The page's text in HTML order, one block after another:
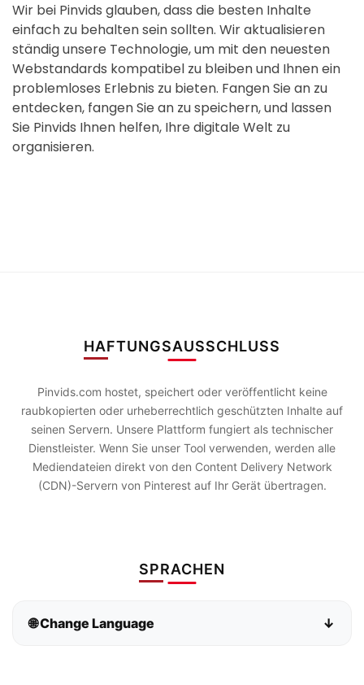
Wir bei Pinvids glauben, dass die besten Inhalte
einfach zu behalten sein sollten. Wir aktualisieren
ständig unsere Technologie, um mit den neuesten
Webstandards kompatibel zu bleiben und Ihnen ein
problemloses Erlebnis zu bieten. Fangen Sie an zu
entdecken, fangen Sie an zu speichern, und lassen
Sie Pinvids Ihnen helfen, Ihre digitale Welt zu
organisieren.
HAFTUNGSAUSSCHLUSS
Pinvids.com hostet, speichert oder veröffentlicht keine
raubkopierten oder urheberrechtlich geschützten Inhalte auf
seinen Servern. Unsere Plattform fungiert als technischer
Dienstleister. Wenn Sie unser Tool verwenden, werden alle
Mediendateien direkt von den Content Delivery Network
(CDN)-Servern von Pinterest auf Ihr Gerät übertragen.
SPRACHEN
🌐 Change Language ↓